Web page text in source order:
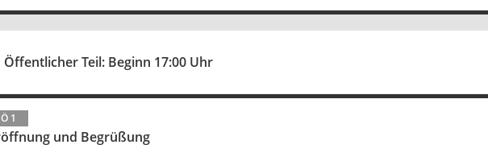
Öffentlicher Teil: Beginn 17:00 Uhr
Ö 1
Eröffnung und Begrüßung